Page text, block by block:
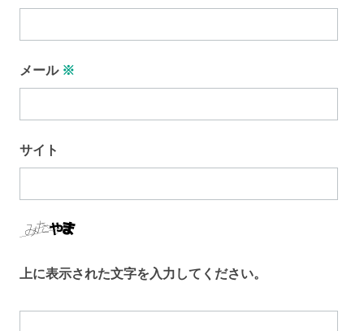
メール ※
サイト
上に表示された文字を入力してください。